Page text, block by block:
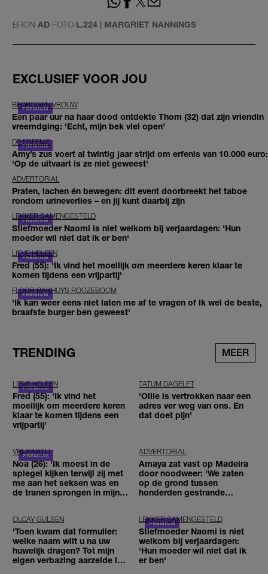
BRON AD FOTO L.224 | MARGRIET NANNINGS
EXCLUSIEF VOOR JOU
BEDROGEN VROUW
Een paar uur na haar dood ontdekte Thom (32) dat zijn vriendin
vreemdging: 'Echt, mijn bek viel open'
DE ERFENIS
Amy’s zus voert al twintig jaar strijd om erfenis van 10.000 euro:
'Op de uitvaart is ze niet geweest'
ADVERTORIAL
Praten, lachen én bewegen: dit event doorbreekt het taboe
rondom urineverlies – en jij kunt daarbij zijn
LEKKER SAMENGESTELD
Stiefmoeder Naomi is niet welkom bij verjaardagen: 'Hun
moeder wil niet dat ik er ben'
LIEVE HELEEN
Fred (55): 'Ik vind het moeilijk om meerdere keren klaar te
komen tijdens een vrijpartij'
FLOOR BAKHUYS ROOZEBOOM
'Ik kan weer eens niet laten me af te vragen of ik wel de beste,
braafste burger ben geweest'
TRENDING MEER
LIEVE HELEEN
Fred (55): 'Ik vind het
moeilijk om meerdere keren
klaar te komen tijdens een
vrijpartij'
TATUM DAGELET
'Ollie is vertrokken naar een
adres ver weg van ons. En
dat doet pijn’
VRIJPARTIJ
Noa (26): 'Ik moest in de
spiegel kijken terwijl zij met
me aan het seksen was en
de tranen sprongen in mijn
ADVERTORIAL
Amaya zat vast op Madeira
door noodweer: 'We zaten
op de grond tussen
honderden gestrande
OLCAY GULSEN
'Toen kwam dat formulier:
welke naam wilt u na uw
huwelijk dragen? Tot mijn
eigen verbazing aarzelde ik
LEKKER SAMENGESTELD
Stiefmoeder Naomi is niet
welkom bij verjaardagen:
'Hun moeder wil niet dat ik
er ben'